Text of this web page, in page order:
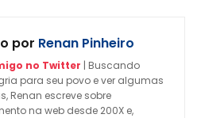
por Renan Pinheiro
no Twitter | Buscando
para seu povo e ver algumas
Renan escreve sobre
na web desde 200X e,